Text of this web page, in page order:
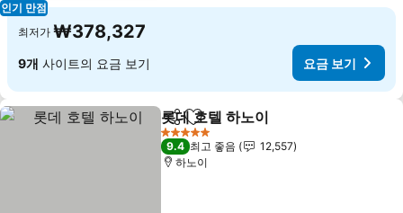
인기 만점
최저가 ₩378,327
9개 사이트의 요금 보기 요금 보기
공유 즐겨찾기에 추가
롯데 호텔 하노이
5 성급
9.4 최고 좋음
12,557
하노이